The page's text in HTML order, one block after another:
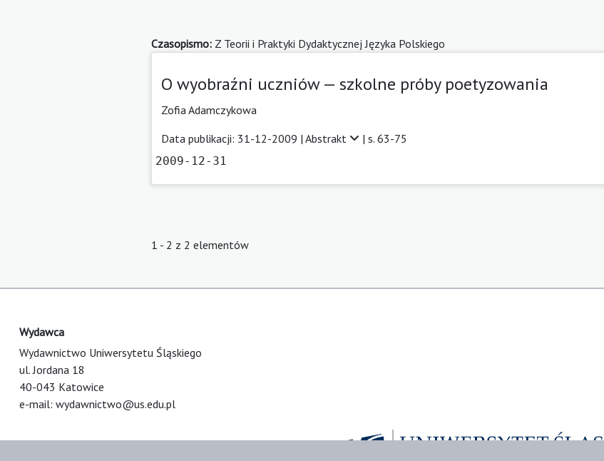
Czasopismo: Z Teorii i Praktyki Dydaktycznej Języka Polskiego
O wyobraźni uczniów — szkolne próby poetyzowania
Zofia Adamczykowa
Data publikacji: 31-12-2009 | Abstrakt | s. 63-75
2009-12-31
1 - 2 z 2 elementów
Wydawca
Wydawnictwo Uniwersytetu Śląskiego
ul. Jordana 18
40-043 Katowice
e-mail: wydawnictwo@us.edu.pl